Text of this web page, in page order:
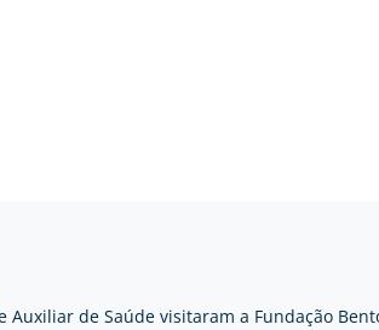
Auxiliar de Saúde visitaram a Fundação